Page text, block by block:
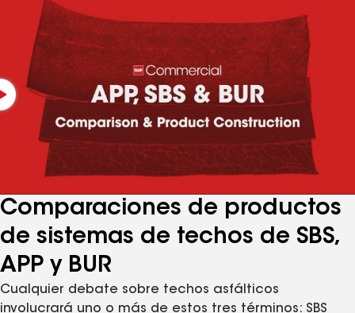
Comparaciones de productos
de sistemas de techos de SBS,
APP y BUR
Cualquier debate sobre techos asfálticos
involucrará uno o más de estos tres términos: SBS